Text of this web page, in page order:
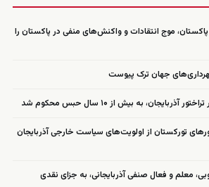
موج انتقادات و واکنش‌های منفی در پاکستان را
جهان ترک پیوست
به بیش از ۱۰ سال حبس محکوم شد
تورکستان از اولویت‌های سیاست خارجی آذربایجان
معلم و فعال صنفی آذربایجانی، به جزای نقدی